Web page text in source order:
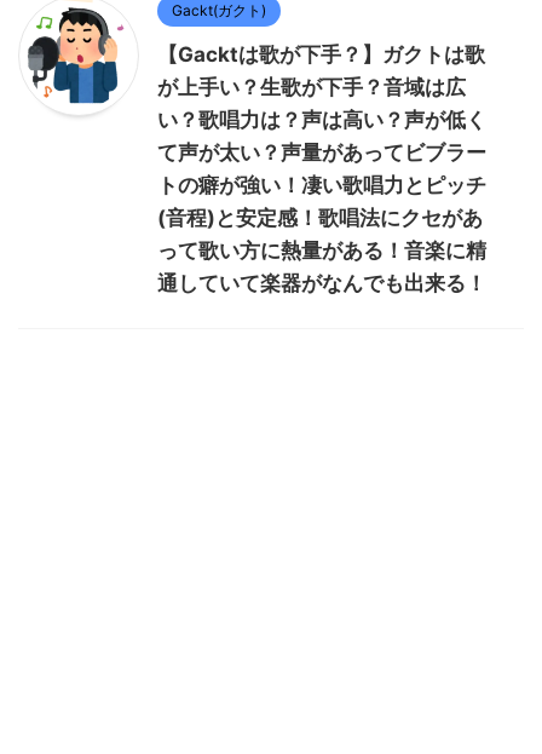
Gackt(ガクト)
【Gacktは歌が下手？】ガクトは歌
が上手い？生歌が下手？音域は広
い？歌唱力は？声は高い？声が低く
て声が太い？声量があってビブラー
トの癖が強い！凄い歌唱力とピッチ
(音程)と安定感！歌唱法にクセがあ
って歌い方に熱量がある！音楽に精
通していて楽器がなんでも出来る！